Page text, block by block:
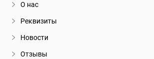
О нас
Реквизиты
Новости
Отзывы